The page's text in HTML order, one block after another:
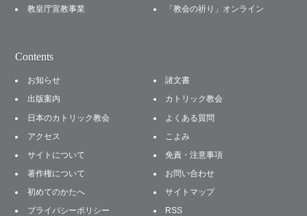
教皇庁宣教事業
「教会の祈り」オンライン
Contents
お知らせ
諸文書
出版案内
カトリック教会
日本のカトリック教会
よくある質問
アクセス
こよみ
サイトについて
免責・注意事項
著作権について
お問い合わせ
初めてのかたへ
サイトマップ
プライバシーポリシー
RSS